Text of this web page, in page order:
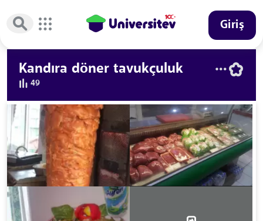
Giriş
Kandıra döner tavukçuluk
49